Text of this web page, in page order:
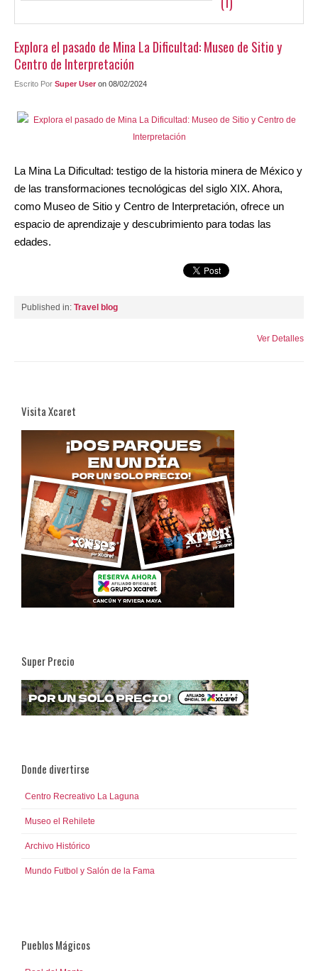
Contacto
Explora el pasado de Mina La Dificultad: Museo de Sitio y
Centro de Interpretación
Escrito Por Super User on 08/02/2024
La Mina La Dificultad: testigo de la historia minera de México y
de las transformaciones tecnológicas del siglo XIX. Ahora,
como Museo de Sitio y Centro de Interpretación, ofrece un
espacio de aprendizaje y descubrimiento para todas las
edades.
Published in: Travel blog
Ver Detalles
Visita Xcaret
Super Precio
Donde divertirse
Centro Recreativo La Laguna
Museo el Rehilete
Archivo Histórico
Mundo Futbol y Salón de la Fama
Pueblos Mágicos